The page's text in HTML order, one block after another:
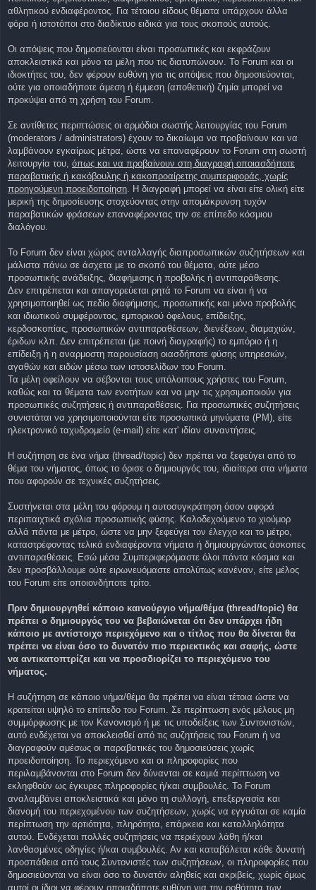
αθλητικού ενδιαφέροντος. Για τέτοιου είδους θέματα υπάρχουν άλλα
φόρα ή ιστοτόποι στο διαδίκτυο ειδικά για τους σκοπούς αυτούς.
Οι απόψεις που δημοσιεύονται είναι προσωπικές και εκφράζουν
αποκλειστικά και μόνο τα μέλη που τις διατυπώνουν. Το Forum και οι
ιδιοκτήτες του, δεν φέρουν ευθύνη για τις απόψεις που δημοσιεύονται,
ούτε για οποιαδήποτε άμεση ή έμμεση (αποθετική) ζημία μπορεί να
προκύψει από τη χρήση του Forum.
Σε αντίθετες περιπτώσεις οι αρμόδιοι σωστής λειτουργίας του Forum
(moderators / administrators) έχουν το δικαίωμα να προβαίνουν και να
λαμβάνουν εγκαίρως μέτρα, ώστε να επαναφέρουν το Forum στη σωστή
λειτουργία του, όπως και να προβαίνουν στη διαγραφή οποιασδήποτε
παραβατικής ή κακόβουλης ή κακοπροαίρετης συμπεριφοράς, χωρίς
προηγούμενη προειδοποίηση. Η διαγραφή μπορεί να είναι είτε ολική είτε
μερική της δημοσίευσης στοχεύοντας στην απομάκρυνση τυχόν
παραβατικών φράσεων επαναφέροντας την σε επίπεδο κόσμιου
διαλόγου.
To Forum δεν είναι χώρος ανταλλαγής διαπροσωπικών συζητήσεων και
μάλιστα πάνω σε άσχετα με το σκοπό του θέματα, ούτε μέσο
προσωπικής ανάδειξης, διαφήμισης ή προβολής ή αντιπαράθεσης.
Δεν επιτρέπεται και απαγορεύεται ρητά τo Forum να είναι ή να
χρησιμοποιηθεί ως πεδίο διαφήμισης, προσωπικής και μόνο προβολής
και ιδιωτικού συμφέροντος, εμπορικού όφελους, επίδειξης,
κερδοσκοπίας, προσωπικών αντιπαραθέσεων, διενέξεων, διαμαχιών,
έριδων κλπ. Δεν επιτρέπεται (με ποινή διαγραφής) το εμπόριο ή η
επίδειξη ή η αναρμοστη παρουσίαση οιασδήποτε φύσης υπηρεσιών,
αγαθών και ειδών μέσω των ιστοσελίδων του Forum.
Τα μέλη οφείλουν να σέβονται τους υπόλοιπους χρήστες του Forum,
καθώς και τα θέματα των ενοτήτων και να μην τις χρησιμοποιούν για
προσωπικές συζητήσεις ή αντιπαραθέσεις. Για προσωπικές συζητήσεις
συνιστάται να χρησιμοποιούνται είτε προσωπικά μηνύματα (PM), είτε
ηλεκτρονικό ταχυδρομείο (e-mail) είτε κατ' ιδίαν συναντήσεις.
Η συζήτηση σε ένα νήμα (thread/topic) δεν πρέπει να ξεφεύγει από το
θέμα του νήματος, όπως το όρισε ο δημιουργός του, ιδιαίτερα στα νήματα
που αφορούν σε τεχνικές συζητήσεις.
Συστήνεται στα μέλη του φόρουμ η αυτοσυγκράτηση όσον αφορά
περιπαιχτικά σχόλια προσωπικής φύσης. Καλοδεχούμενο το χιούμορ
αλλά πάντα με μέτρο, ώστε να μην ξεφεύγει τον έλεγχο και το μέτρο,
καταστρέφοντας τελικά ενδιαφέροντα νήματα ή δημιουργώντας άσκοπες
αντιπαραθέσεις. Εσώ μέσα Συμπεριφερόμαστε όλοι πάντα κόσμια και
δεν προσβάλλουμε ούτε ειρωνευόμαστε απολύτως κανέναν, είτε μέλος
του Forum είτε οποιονδήποτε τρίτο.
Πριν δημιουργηθεί κάποιο καινούργιο νήμα/θέμα (thread/topic) θα
πρέπει ο δημιουργός του να βεβαιώνεται ότι δεν υπάρχει ήδη
κάποιο με αντίστοιχο περιεχόμενο και ο τίτλος που θα δίνεται θα
πρέπει να είναι όσο το δυνατόν πιο περιεκτικός και σαφής, ώστε
να αντικατοπτρίζει και να προσδιορίζει το περιεχόμενο του
νήματος.
Η συζήτηση σε κάποιο νήμα/θέμα θα πρέπει να είναι τέτοια ώστε να
κρατείται υψηλό το επίπεδο του Forum. Σε περίπτωση ενός μέλους μη
συμμόρφωσης με τον Κανονισμό ή με τις υποδείξεις των Συντονιστών,
αυτό ενδέχεται να αποκλεισθεί από τις συζητήσεις του Forum ή να
διαγραφούν αμέσως οι παραβατικές του δημοσιεύσεις χωρίς
προειδοποίηση. Το περιεχόμενο και οι πληροφορίες που
περιλαμβάνονται στο Forum δεν δύνανται σε καμιά περίπτωση να
εκληφθούν ως έγκυρες πληροφορίες ή/και συμβουλές. Το Forum
αναλαμβάνει αποκλειστικά και μόνο τη συλλογή, επεξεργασία και
διανομή του περιεχομένου των συζητήσεων, χωρίς να εγγυάται σε καμία
περίπτωση την αρτιότητα, πληρότητα, επάρκεια και καταλληλότητα
αυτού. Ενδέχεται πολλές συζητήσεις να περιέχουν λάθη ή/και
λανθασμένες οδηγίες ή/και συμβουλές. Αν και καταβάλεται κάθε δυνατή
προσπάθεια από τους Συντονιστές των συζητήσεων, οι πληροφορίες που
δημοσιεύονται να είναι όσο το δυνατόν αληθείς και ακριβείς, χωρίς όμως
αυτοί οι ίδιοι να φέρουν οποιαδήποτε ευθύνη για την ορθότητα των